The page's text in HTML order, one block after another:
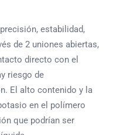
estabilidad,
de 2 uniones abiertas,
directo con el
riesgo de
El alto contenido y la
en el polímero
que podrían ser